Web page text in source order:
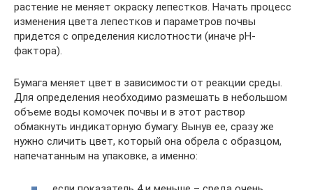
растение не меняет окраску лепестков. Начать процесс
изменения цвета лепестков и параметров почвы
придется с определения кислотности (иначе pH-
фактора).
Бумага меняет цвет в зависимости от реакции среды.
Для определения необходимо размешать в небольшом
объеме воды комочек почвы и в этот раствор
обмакнуть индикаторную бумагу. Вынув ее, сразу же
нужно сличить цвет, который она обрела с образцом,
напечатанным на упаковке, а именно: